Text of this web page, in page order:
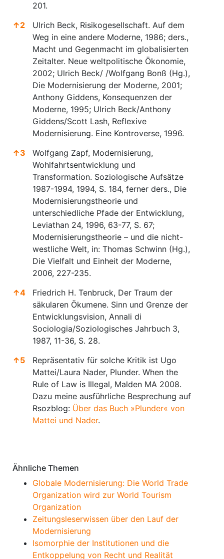
201.
↑2
Ulrich Beck, Risikogesellschaft. Auf dem
Weg in eine andere Moderne, 1986; ders.,
Macht und Gegenmacht im globalisierten
Zeitalter. Neue weltpolitische Ökonomie,
2002; Ulrich Beck/ /Wolfgang Bonß (Hg.),
Die Modernisierung der Moderne, 2001;
Anthony Giddens, Konsequenzen der
Moderne, 1995; Ulrich Beck/Anthony
Giddens/Scott Lash, Reflexive
Modernisierung. Eine Kontroverse, 1996.
↑3
Wolfgang Zapf, Modernisierung,
Wohlfahrtsentwicklung und
Transformation. Soziologische Aufsätze
1987-1994, 1994, S. 184, ferner ders., Die
Modernisierungstheorie und
unterschiedliche Pfade der Entwicklung,
Leviathan 24, 1996, 63-77, S. 67;
Modernisierungstheorie – und die nicht-
westliche Welt, in: Thomas Schwinn (Hg.),
Die Vielfalt und Einheit der Moderne,
2006, 227-235.
↑4
Friedrich H. Tenbruck, Der Traum der
säkularen Ökumene. Sinn und Grenze der
Entwicklungsvision, Annali di
Sociologia/Soziologisches Jahrbuch 3,
1987, 11-36, S. 28.
↑5
Repräsentativ für solche Kritik ist Ugo
Mattei/Laura Nader, Plunder. When the
Rule of Law is Illegal, Malden MA 2008.
Dazu meine ausführliche Besprechung auf
Rsozblog: Über das Buch »Plunder« von
Mattei und Nader.
Ähnliche Themen
Globale Modernisierung: Die World Trade
Organization wird zur World Tourism
Organization
Zeitungsleserwissen über den Lauf der
Modernisierung
Isomorphie der Institutionen und die
Entkoppelung von Recht und Realität